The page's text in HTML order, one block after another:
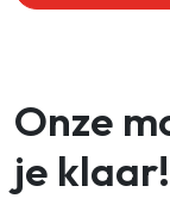
Onze
je klaar!